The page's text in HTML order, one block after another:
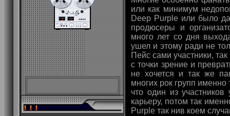
или как минимум
Deep Purple или было
продюсеры и
много лет со дня
ушел и этому ради не
Пейс сами участники,
с точки зрение и
не хочется и так же
многих рок групп
что один из
карьеру, потом так
Purple так нив коем